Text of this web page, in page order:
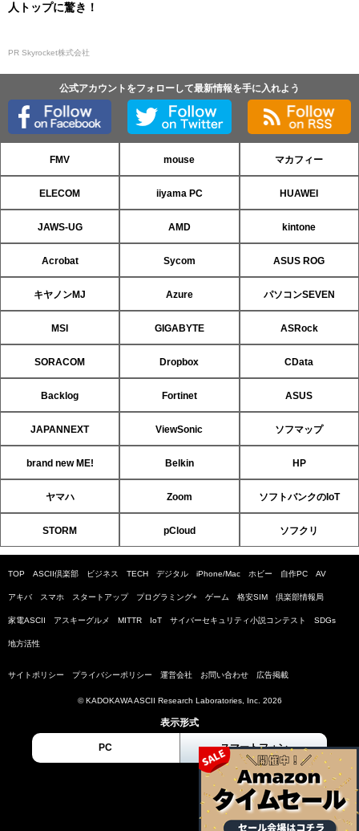
人トップに驚き！
PR Skyrocket株式会社
公式アカウントをフォローして最新情報を手に入れよう
FMV mouse マカフィー
ELECOM iiyama PC HUAWEI
JAWS-UG AMD kintone
Acrobat Sycom ASUS ROG
キヤノンMJ Azure パソコンSEVEN
MSI GIGABYTE ASRock
SORACOM Dropbox CData
Backlog Fortinet ASUS
JAPANNEXT ViewSonic ソフマップ
brand new ME! Belkin HP
ヤマハ Zoom ソフトバンクのIoT
STORM pCloud ソフクリ
TOP ASCII倶楽部 ビジネス TECH デジタル iPhone/Mac ホビー 自作PC AV
アキバ スマホ スタートアップ プログラミング+ ゲーム 格安SIM 倶楽部情報局
家電ASCII アスキーグルメ MITTR IoT サイバーセキュリティ小説コンテスト SDGs
地方活性
サイトポリシー プライバシーポリシー 運営会社 お問い合わせ 広告掲載
© KADOKAWA ASCII Research Laboratories, Inc. 2026
表示形式
PC スマートフォン